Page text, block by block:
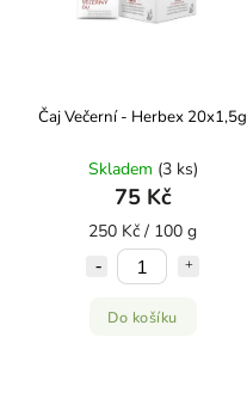
Čaj Večerní - Herbex 20x1,5g
Skladem (3 ks)
75 Kč
250 Kč / 100 g
Do košíku